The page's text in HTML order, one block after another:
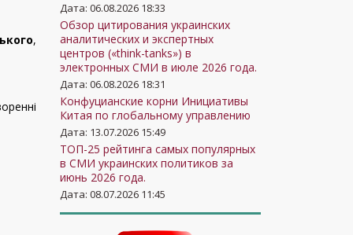
,
Дата: 06.08.2026 18:33
Обзор цитирования украинских
аналитических и экспертных
центров («think-tanks») в
электронных СМИ в июле 2026 года.
Дата: 06.08.2026 18:31
Конфуцианские корни Инициативы
Китая по глобальному управлению
Дата: 13.07.2026 15:49
ТОП-25 рейтинга самых популярных
в СМИ украинских политиков за
июнь 2026 года.
Дата: 08.07.2026 11:45